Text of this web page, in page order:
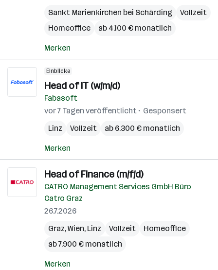
Sankt Marienkirchen bei Schärding
Vollzeit
Homeoffice
ab 4.100 € monatlich
Merken
Einblicke
Head of IT (w/m/d)
Fabasoft
vor 7 Tagen veröffentlicht
Gesponsert
Linz
Vollzeit ab 6.300 € monatlich
Merken
Head of Finance (m/f/d)
CATRO Management Services GmbH Büro
Catro Graz
26.7.2026
Graz,Wien, Linz Vollzeit
Homeoffice
ab 7.900 € monatlich
Merken